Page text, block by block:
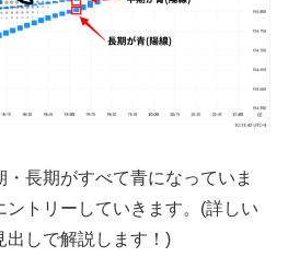
長期がすべて青になっていま
トリーしていきます。(詳しい
出しで解説します！)